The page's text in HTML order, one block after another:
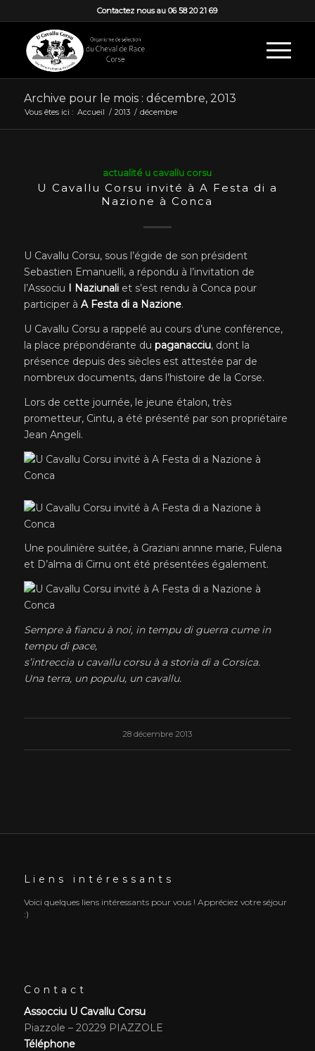
Contactez nous au 06 58 20 21 69
Archive pour le mois : décembre, 2013
Vous êtes ici : Accueil / 2013 / décembre
actualité u cavallu corsu
U Cavallu Corsu invité à A Festa di a
Nazione à Conca
U Cavallu Corsu, sous l’égide de son président
Sebastien Emanuelli, a répondu à l’invitation de
l’Associu I Naziunaliet s’est rendu à Conca pour
participer à A Festa di a Nazione.
U Cavallu Corsu a rappelé au cours d’une conférence,
la place prépondérante du paganacciu, dont la
présence depuis des siècles est attestée par de
nombreux documents, dans l’histoire de la Corse.
Lors de cette journée, le jeune étalon, très
prometteur, Cintu, a été présenté par son propriétaire
Jean Angeli.
Une poulinière suitée, à Graziani annne marie, Fulena
et D’alma di Cirnu ont été présentées également.
Sempre à fiancu à noi, in tempu di guerra cume in
tempu di pace,
s’intreccia u cavallu corsu à a storia di a Corsica.
Una terra, un populu, un cavallu.
28 décembre 2013
Liens intéressants
Voici quelques liens intéressants pour vous ! Appréciez votre séjour
:)
Contact
Assocciu U Cavallu Corsu
Piazzole – 20229 PIAZZOLE
Téléphone